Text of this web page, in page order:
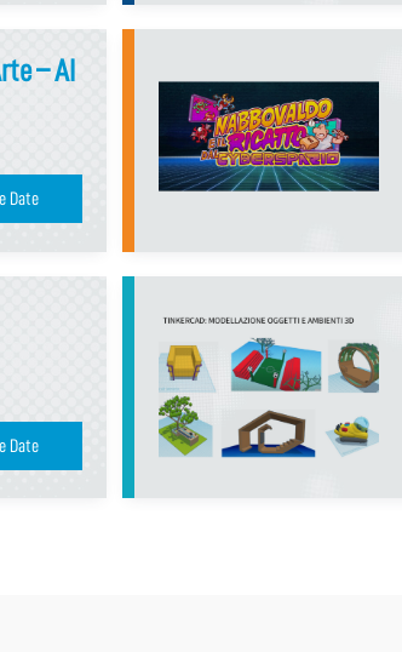
– AI
Date
Date